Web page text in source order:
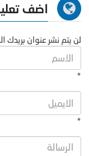
اضف
لن يتم نشر عنوان بريدك
*
*